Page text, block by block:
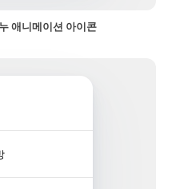
애니메이션 아이콘